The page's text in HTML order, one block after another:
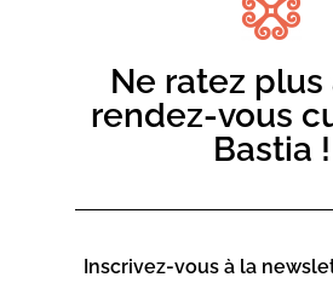
Ne ratez plus
rendez-vous
Bastia !
Inscrivez-vous à la